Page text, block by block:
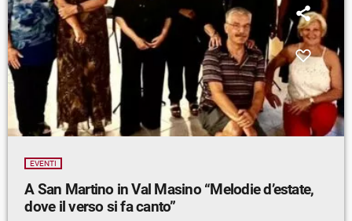
EVENTI
A San Martino in Val Masino “Melodie d’estate,
dove il verso si fa canto”